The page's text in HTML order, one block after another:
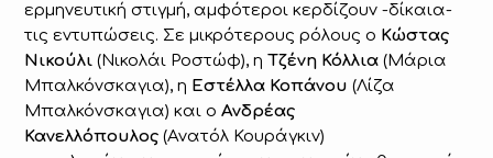
ερμηνευτική στιγμή, αμφότεροι κερδίζουν -δίκαια-
τις εντυπώσεις. Σε μικρότερους ρόλους ο Κώστας
Νικούλι (Νικολάι Ροστώφ), ηΤζένη Κόλλια(Μάρια
Μπαλκόνσκαγια), η Εστέλλα Κοπάνου (Λίζα
Μπαλκόνσκαγια) και οΑνδρέας
Κανελλόπουλος (Ανατόλ Κουράγκιν)